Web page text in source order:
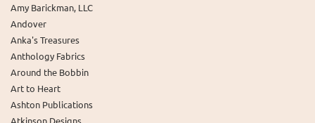
Amy Barickman, LLC
Andover
Anka's Treasures
Anthology Fabrics
Around the Bobbin
Art to Heart
Ashton Publications
Atkinson Designs